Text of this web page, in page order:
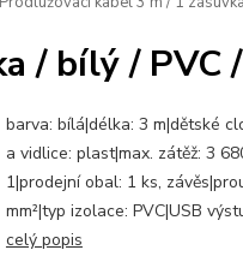
/ bílý / PVC
barva: bílá|délka: 3 m|dětské
a vidlice: plast|max. zátěž: 3
1|prodejní obal: 1 ks,
mm²|typ izolace: PVC|USB
celý popis